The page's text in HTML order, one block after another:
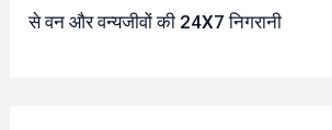
से वन और वन्यजीवों की 24X7 निगरानी